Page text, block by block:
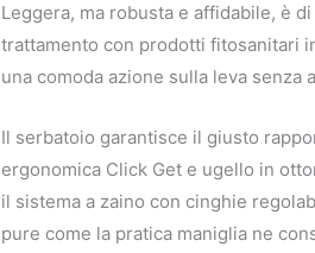
Leggera, ma robusta e affidabile, è
trattamento con prodotti fitosanitari
una comoda azione sulla leva senza
Il serbatoio garantisce il giusto
ergonomica Click Get e ugello in
il sistema a zaino con cinghie
pure come la pratica maniglia ne